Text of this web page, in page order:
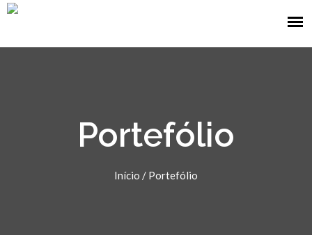
Portefólio
Início / Portefólio